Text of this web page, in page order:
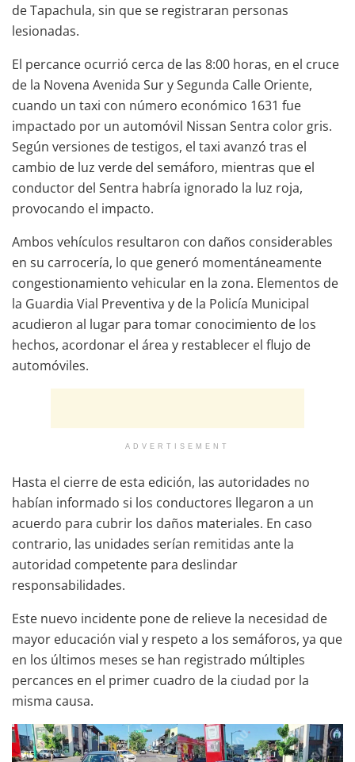
de Tapachula, sin que se registraran personas
lesionadas.
El percance ocurrió cerca de las 8:00 horas, en el cruce
de la Novena Avenida Sur y Segunda Calle Oriente,
cuando un taxi con número económico 1631 fue
impactado por un automóvil Nissan Sentra color gris.
Según versiones de testigos, el taxi avanzó tras el
cambio de luz verde del semáforo, mientras que el
conductor del Sentra habría ignorado la luz roja,
provocando el impacto.
Ambos vehículos resultaron con daños considerables
en su carrocería, lo que generó momentáneamente
congestionamiento vehicular en la zona. Elementos de
la Guardia Vial Preventiva y de la Policía Municipal
acudieron al lugar para tomar conocimiento de los
hechos, acordonar el área y restablecer el flujo de
automóviles.
ADVERTISEMENT
Hasta el cierre de esta edición, las autoridades no
habían informado si los conductores llegaron a un
acuerdo para cubrir los daños materiales. En caso
contrario, las unidades serían remitidas ante la
autoridad competente para deslindar
responsabilidades.
Este nuevo incidente pone de relieve la necesidad de
mayor educación vial y respeto a los semáforos, ya que
en los últimos meses se han registrado múltiples
percances en el primer cuadro de la ciudad por la
misma causa.